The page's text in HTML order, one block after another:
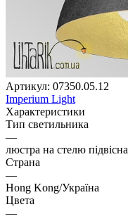
Артикул: 07350.05.12
Imperium Light
Характеристики
Тип светильника
—
люстра на стелю підвісна
Страна
—
Hong Kong/Україна
Цвета
—